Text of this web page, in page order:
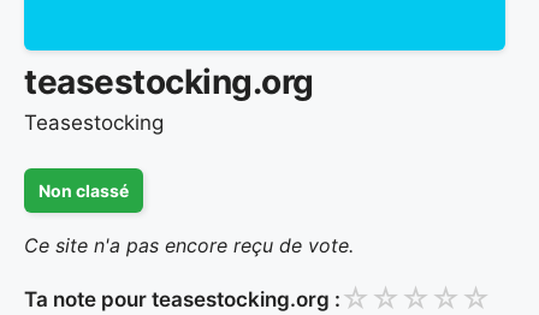
teasestocking.org
Teasestocking
Non classé
Ce site n'a pas encore reçu de vote.
Ta note pour teasestocking.org : ☆ ☆ ☆ ☆ ☆